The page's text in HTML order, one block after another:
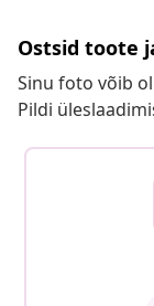
Ostsid toote
Sinu foto võib
Pildi